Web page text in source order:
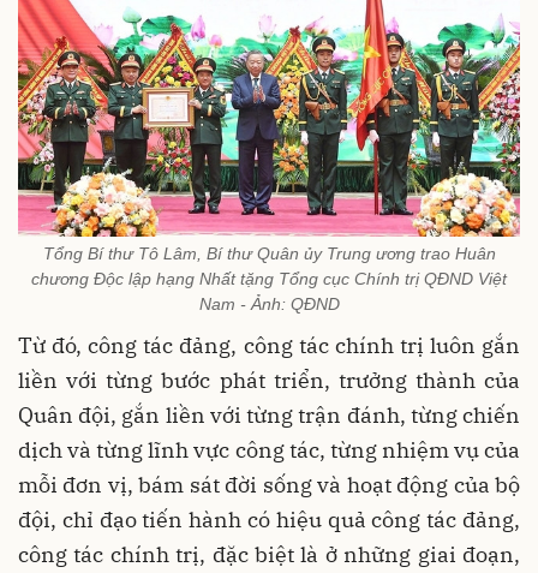
Tổng Bí thư Tô Lâm, Bí thư Quân ủy Trung ương trao Huân
chương Độc lập hạng Nhất tặng Tổng cục Chính trị QĐND Việt
Nam - Ảnh: QĐND
Từ đó, công tác đảng, công tác chính trị luôn gắn
liền với từng bước phát triển, trưởng thành của
Quân đội, gắn liền với từng trận đánh, từng chiến
dịch và từng lĩnh vực công tác, từng nhiệm vụ của
mỗi đơn vị, bám sát đời sống và hoạt động của bộ
đội, chỉ đạo tiến hành có hiệu quả công tác đảng,
công tác chính trị, đặc biệt là ở những giai đoạn,